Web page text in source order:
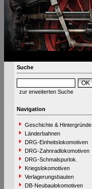
Suche
zur erweiterten Suche
Navigation
Geschichte & Hintergründe
Länderbahnen
DRG-Einheitslokomotiven
DRG-Zahnradlokomotiven
DRG-Schmalspurlok.
Kriegslokomotiven
Verlagerungsbauten
DB-Neubaulokomotiven